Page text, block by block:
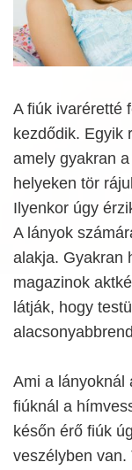
A fiúk ivaréretté
kezdődik. Egyik
amely gyakran
helyeken tör
Ilyenkor úgy
A lányok
alakja. Gyakran
magazinok
látják, hogy
Ami a lányoknál
fiúknál a
későn érő fiúk
veszélyben van.